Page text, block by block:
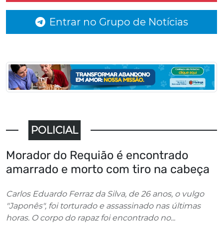
Entrar no Grupo de Notícias
POLICIAL
Morador do Requião é encontrado
amarrado e morto com tiro na cabeça
Carlos Eduardo Ferraz da Silva, de 26 anos, o vulgo
"Japonês", foi torturado e assassinado nas últimas
horas. O corpo do rapaz foi encontrado no...